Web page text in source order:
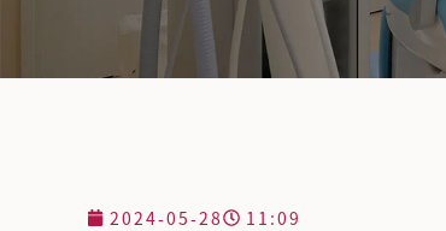
2024-05-28 11:09